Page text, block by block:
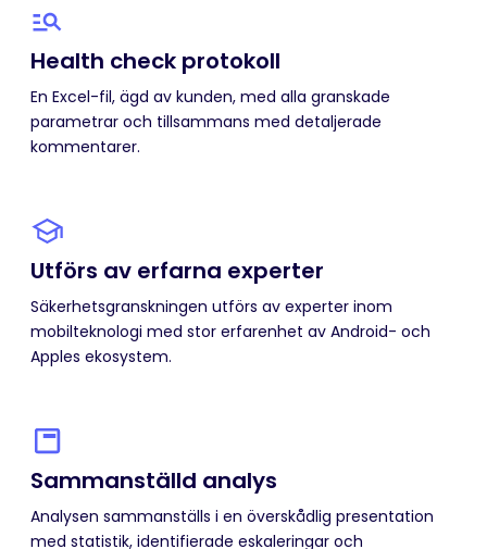
Health check protokoll
En Excel-fil, ägd av kunden, med alla granskade
parametrar och tillsammans med detaljerade
kommentarer.
Utförs av erfarna experter
Säkerhetsgranskningen utförs av experter inom
mobilteknologi med stor erfarenhet av Android- och
Apples ekosystem.
Sammanställd analys
Analysen sammanställs i en överskådlig presentation
med statistik, identifierade eskaleringar och